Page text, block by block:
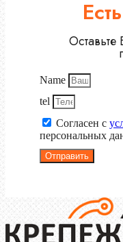
Name
tel
Согласен с
персональных
Отправить